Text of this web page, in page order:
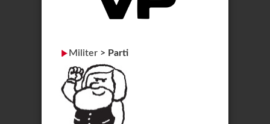
Militer > Parti